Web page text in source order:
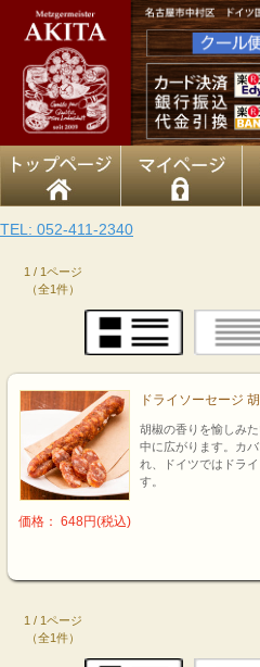
TEL: 052-411-2340
1 / 1ページ
（全1件）
ドライソーセージ
胡椒の香りを愉しみ
中に広がります。カ
れ、ドイツではドラ
す。
価格： 648円(税込)
1 / 1ページ
（全1件）